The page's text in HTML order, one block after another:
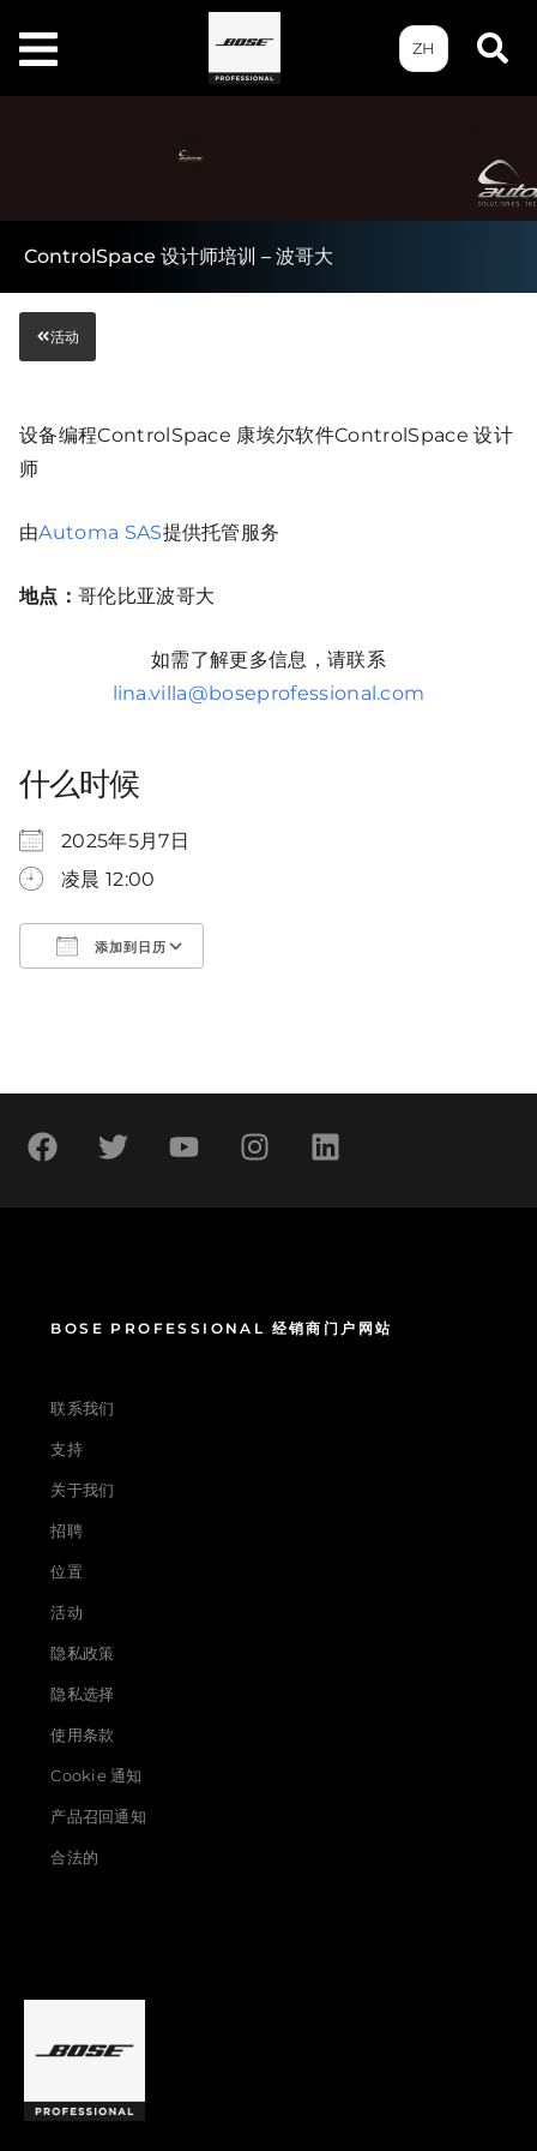
ZH
ControlSpace 设计师培训 – 波哥大
活动
设备编程ControlSpace 康埃尔软件ControlSpace 设计
师
由Automa SAS提供托管服务
地点： 哥伦比亚波哥大
如需了解更多信息，请联系
lina.villa@boseprofessional.com
什么时候
2025年5月7日
凌晨 12:00
添加到日历
BOSE PROFESSIONAL 经销商门户网站
联系我们
支持
关于我们
招聘
位置
活动
隐私政策
隐私选择
使用条款
Cookie 通知
产品召回通知
合法的